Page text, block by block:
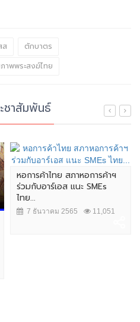
ส
ตักบาตร
าพพระสงฆ์ไทย
ชาสัมพันธ์
หอการค้าไทย สภาหอการค้าฯ
ร่วมกับอาร์เอส แนะ SMEs
ไทย...
7 ธันวาคม 2565 11,051